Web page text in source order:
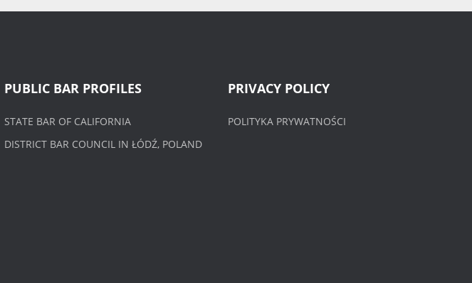
PUBLIC BAR PROFILES
STATE BAR OF CALIFORNIA
DISTRICT BAR COUNCIL IN ŁÓDŹ, POLAND
PRIVACY POLICY
POLITYKA PRYWATNOŚCI